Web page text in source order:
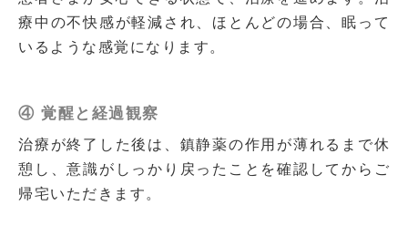
療中の不快感が軽減され、ほとんどの場合、眠って
いるような感覚になります。
④ 覚醒と経過観察
治療が終了した後は、鎮静薬の作用が薄れるまで休
憩し、意識がしっかり戻ったことを確認してからご
帰宅いただきます。